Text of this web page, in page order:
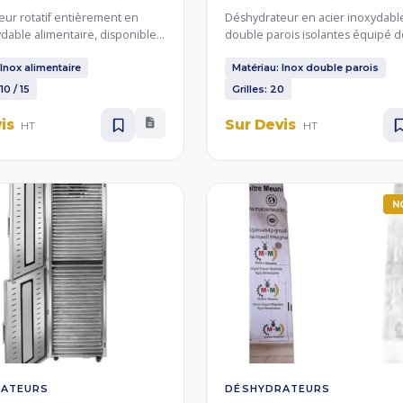
rotatif entièrement en
alimentaire, disponible
un séchage homogène
herbes aromatiques
alimentaire
/ 15
HT
Déshydrateur en acier
double parois isolantes équipé
consommation énergétique et
une température stable pour un
Matériau: Inox double parois
Grilles: 20
Sur Devis HT
DÉSHYDRATEURS